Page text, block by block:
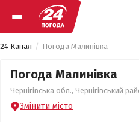
24 Канал Погода Малинівка
Погода Малинівка
Чернігівська обл., Чернігівський
Змінити місто